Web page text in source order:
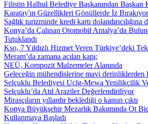
Filistin Halhul Belediye Başkanından Başkan
Karatay'ın Güzellikleri Gönüllerde İz Bırakıyor
Sağlık turizminde kredi kartı dolandırıcılığına
Konya’da Çalınan Otomobil Antalya’da
Tutuklandı
Kso, 7 Yıldızlı Hizmet Veren Türkiye’deki
Meram’da zamana açılan kapı;
NEÜ, Kompozit Malzemeler Alanında
Geleceğin mühendislerine mavi derinliklerden
Selçuklu Belediyesi Uclg-Mewa Yenilikçilik
Selçuklu’da Atıl Araziler Değerlendiriliyor
Mirasçıların yıllardır beklediği o kanun çıktı
Konya Büyükşehir Mezarlık Bakımında Ot
Kullanmaya Başladı